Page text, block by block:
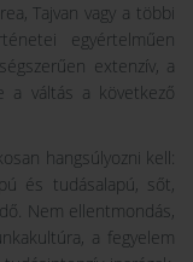
Tajvan vagy a többi
egyértelműen
extenzív, a
a váltás a következő
hangsúlyozni kell:
és tudásalapú, sőt,
Nem ellentmondás,
a fegyelem